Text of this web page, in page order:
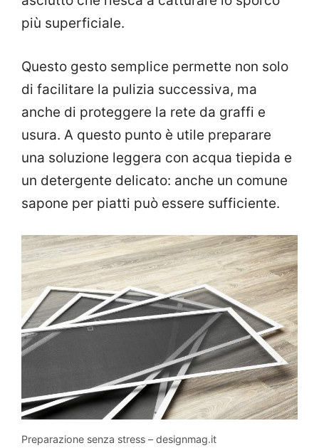
più superficiale.
Questo gesto semplice permette non solo
di facilitare la pulizia successiva, ma
anche di proteggere la rete da graffi e
usura. A questo punto è utile preparare
una soluzione leggera con acqua tiepida e
un detergente delicato: anche un comune
sapone per piatti può essere sufficiente.
Preparazione senza stress – designmag.it